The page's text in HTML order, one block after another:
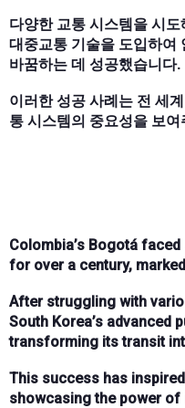
다양한 교통 시스템을 시
대중교통 기술을 도입하여
바꿈하는 데 성공했습니다.
이러한 성공 사례는 전 세
통 시스템의 중요성을 보
Colombia’s Bogotá
for over a century,
After struggling with
South Korea’s advanced
transforming its transit
This success has
showcasing the power